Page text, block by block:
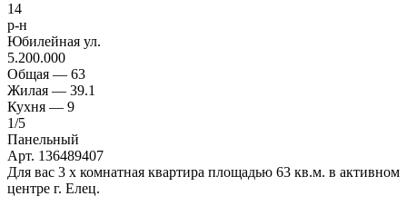
14
р-н
Юбилейная ул.
5.200.000
Общая — 63
Жилая — 39.1
Кухня — 9
1/5
Панельный
Арт. 136489407
Для вас 3 х комнатная квартира площадью 63 кв.м. в активном
центре г. Елец.